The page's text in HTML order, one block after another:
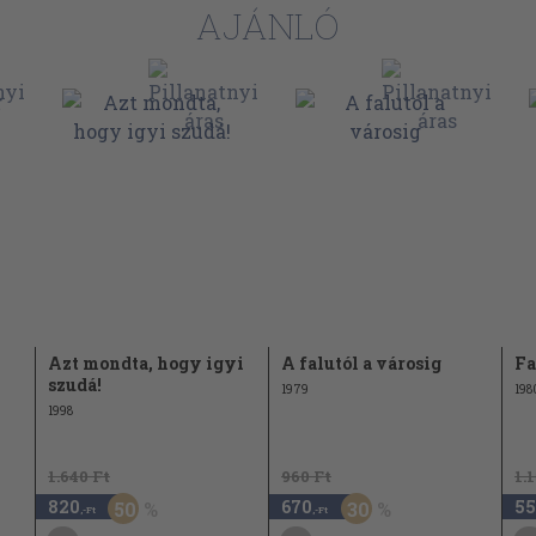
AJÁNLÓ
Azt mondta, hogy igyi
szudá!
1998
1.640 Ft
820 ,-Ft 50
A falutól a városig
1979
960 Ft
670 ,-Ft 30